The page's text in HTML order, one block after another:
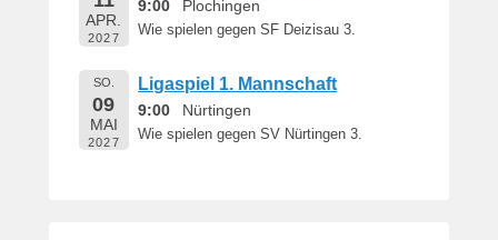
APR.
2027
9:00 Plochingen
Wie spielen gegen SF Deizisau 3.
SO.
09
MAI
2027
Ligaspiel 1. Mannschaft
9:00 Nürtingen
Wie spielen gegen SV Nürtingen 3.